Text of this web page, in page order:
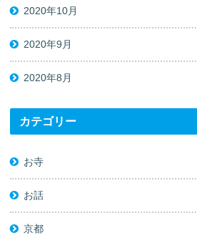
2020年10月
2020年9月
2020年8月
カテゴリー
お寺
お話
京都